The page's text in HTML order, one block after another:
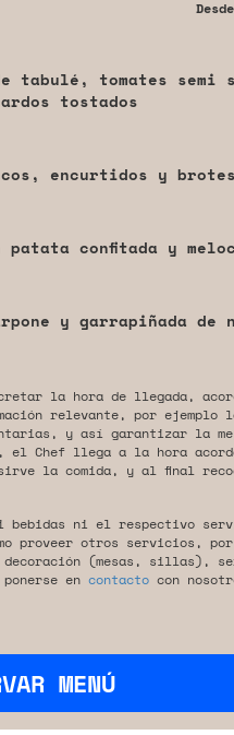
Desde
tabulé, tomates semi
tostados
encurtidos y brotes
confitada y
y garrapiñada de
la hora de llegada,
relevante, por ejemplo
y así garantizar la
Chef llega a la hora
la comida, y al final
bebidas ni el respectivo
proveer otros servicios, por
(mesas, sillas),
en contactocon
MENÚ